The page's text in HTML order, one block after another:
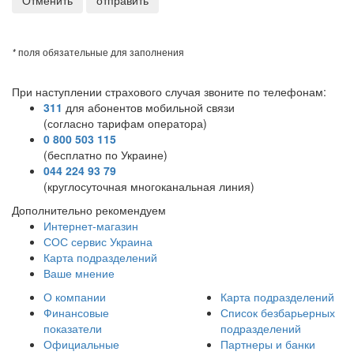
*поля обязательные для заполнения
При наступлении страхового случая звоните по телефонам:
311 для абонентов мобильной связи
(согласно тарифам оператора)
0 800 503 115
(бесплатно по Украине)
044 224 93 79
(круглосуточная многоканальная линия)
Дополнительно рекомендуем
Интернет-магазин
СОС сервис Украина
Карта подразделений
Ваше мнение
О компании
Финансовые
показатели
Официальные
Карта подразделений
Список безбарьерных
подразделений
Партнеры и банки